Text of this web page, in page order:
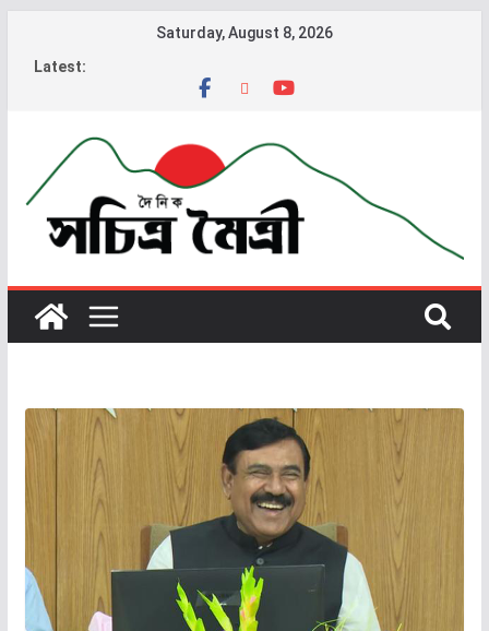
Saturday, August 8, 2026
Latest: